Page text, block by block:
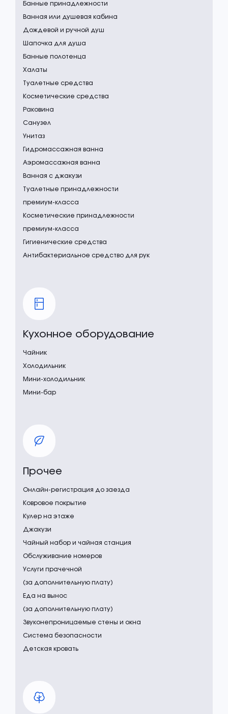
Банные принадлежности
Ванная или душевая кабина
Дождевой и ручной душ
Шапочка для душа
Банные полотенца
Халаты
Туалетные средства
Косметические средства
Раковина
Санузел
Унитаз
Гидромассажная ванна
Аэромассажная ванна
Ванная с джакузи
Туалетные принадлежности
премиум-класса
Косметические принадлежности
премиум-класса
Гигиенические средства
Антибактериальное средство для рук
Кухонное оборудование
Чайник
Холодильник
Мини-холодильник
Мини-бар
Прочее
Онлайн-регистрация до заезда
Ковровое покрытие
Кулер на этаже
Джакузи
Чайный набор и чайная станция
Обслуживание номеров
Услуги прачечной
(за дополнительную плату)
Еда на вынос
(за дополнительную плату)
Звуконепроницаемые стены и окна
Система безопасности
Детская кровать